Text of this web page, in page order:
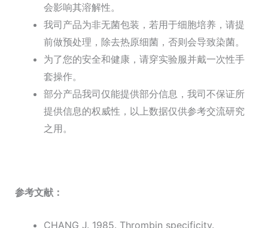
会影响其溶解性。
我司产品为非无菌包装，若用于细胞培养，请提
前做预处理，除去热原细菌，否则会导致染菌。
为了您的安全和健康，请穿实验服并戴一次性手
套操作。
部分产品我司仅能提供部分信息，我司不保证所
提供信息的权威性，以上数据仅供参考交流研究
之用。
参考文献：
CHANG J. 1985. Thrombin specificity.